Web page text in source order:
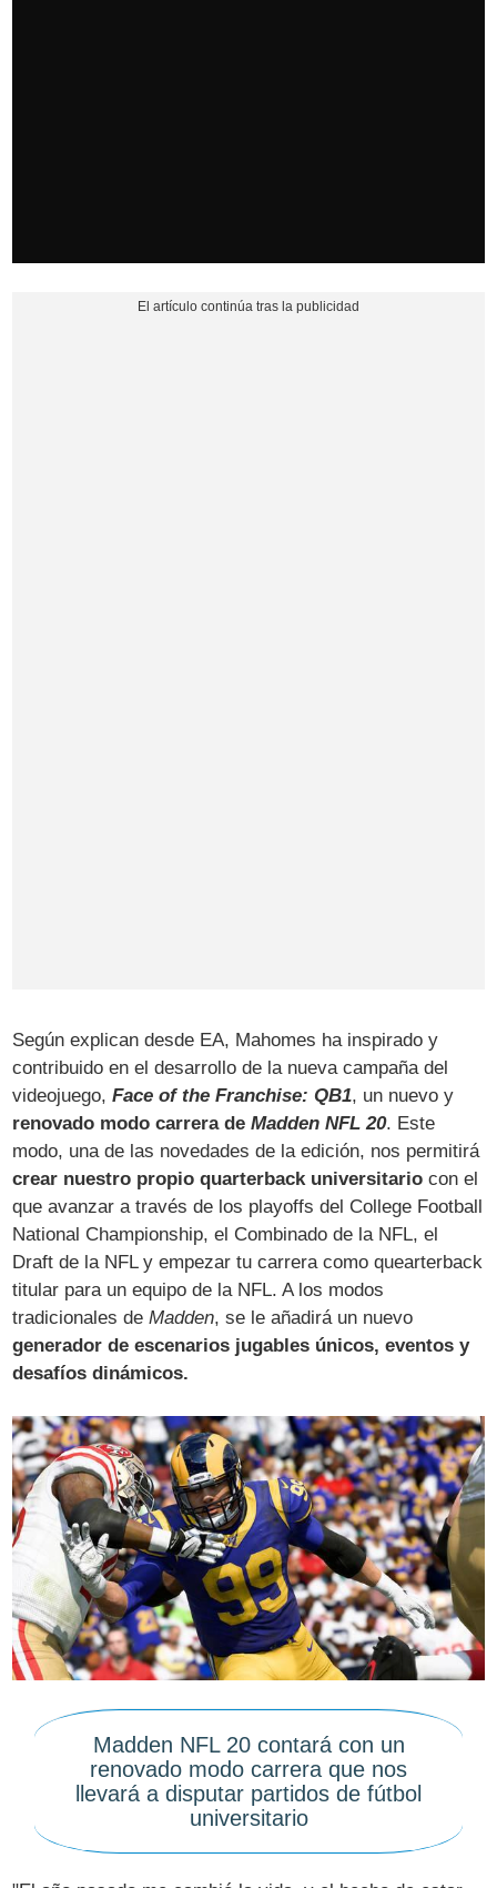
Según explican desde EA, Mahomes ha inspirado y
contribuido en el desarrollo de la nueva campaña del
videojuego, Face of the Franchise: QB1, un nuevo y
renovado modo carrera deMadden NFL 20. Este
modo, una de las novedades de la edición, nos permitirá
crear nuestro propio quarterback universitario con el
que avanzar a través de los playoffs del College Football
National Championship, el Combinado de la NFL, el
Draft de la NFL y empezar tu carrera como quearterback
titular para un equipo de la NFL. A los modos
tradicionales deMadden, se le añadirá un nuevo
generador de escenarios jugables únicos, eventos y
desafíos dinámicos.
Madden NFL 20 contará con un
renovado modo carrera que nos
llevará a disputar partidos de fútbol
universitario